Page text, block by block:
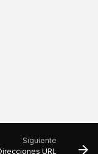
Siguiente
URL